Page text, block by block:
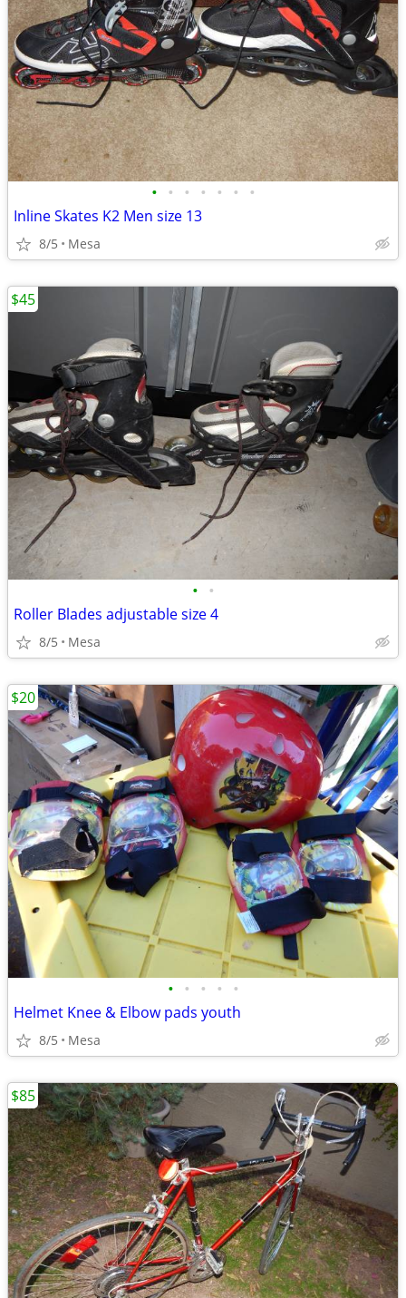
• • • • • • •
Inline Skates K2 Men size 13
8/5 Mesa
• •
Roller Blades adjustable size 4
8/5 Mesa
$45
• • • • •
Helmet Knee & Elbow pads youth
8/5 Mesa
$20
$85